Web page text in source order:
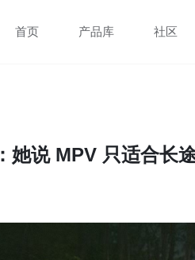
首页 产品库 社区
她说 MPV 只适合长